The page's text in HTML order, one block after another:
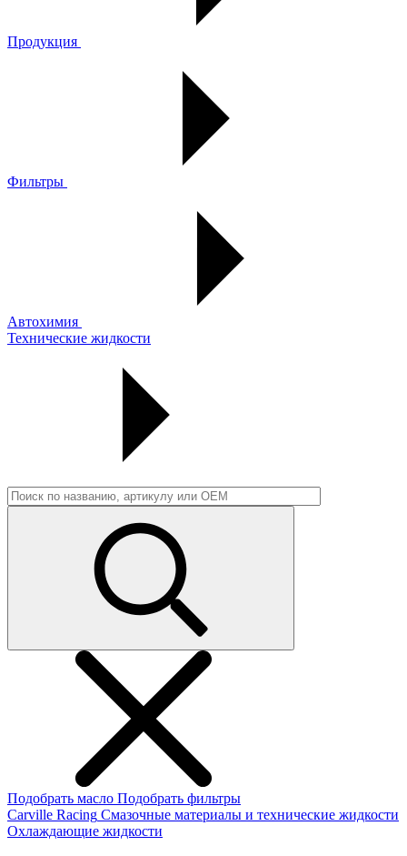
Продукция
Фильтры
Автохимия
Технические жидкости
Подобрать масло Подобрать фильтры
Carville Racing Смазочные материалы и технические жидкости
Охлаждающие жидкости